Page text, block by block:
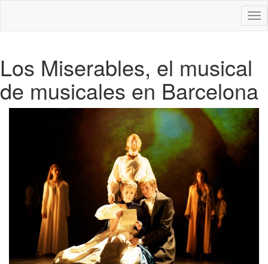
Los Miserables, el musical
de musicales en Barcelona